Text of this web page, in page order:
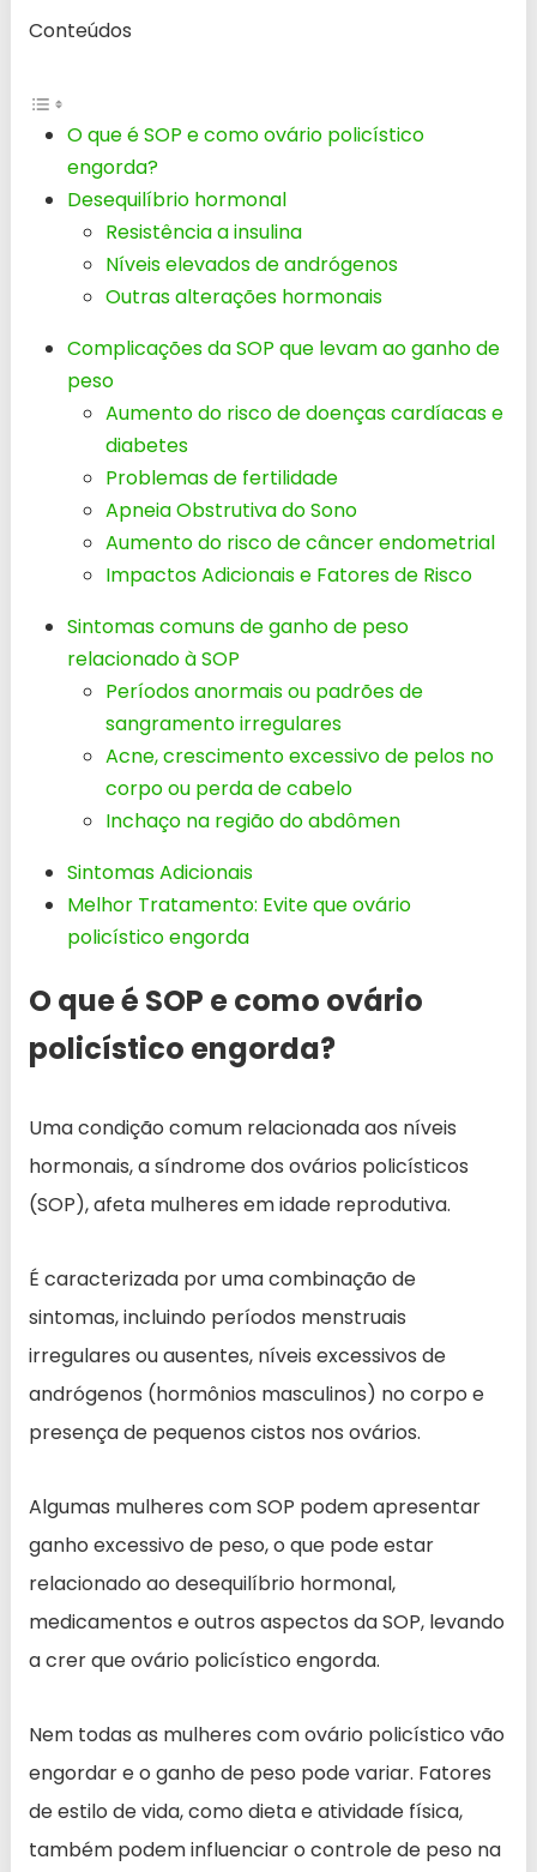
Conteúdos
O que é SOP e como ovário policístico
engorda?
Desequilíbrio hormonal
Resistência a insulina
Níveis elevados de andrógenos
Outras alterações hormonais
Complicações da SOP que levam ao ganho de
peso
Aumento do risco de doenças cardíacas e
diabetes
Problemas de fertilidade
Apneia Obstrutiva do Sono
Aumento do risco de câncer endometrial
Impactos Adicionais e Fatores de Risco
Sintomas comuns de ganho de peso
relacionado à SOP
Períodos anormais ou padrões de
sangramento irregulares
Acne, crescimento excessivo de pelos no
corpo ou perda de cabelo
Inchaço na região do abdômen
Sintomas Adicionais
Melhor Tratamento: Evite que ovário
policístico engorda
O que é SOP e como ovário
policístico engorda?
Uma condição comum relacionada aos níveis
hormonais, a síndrome dos ovários policísticos
(SOP), afeta mulheres em idade reprodutiva.
É caracterizada por uma combinação de
sintomas, incluindo períodos menstruais
irregulares ou ausentes, níveis excessivos de
andrógenos (hormônios masculinos) no corpo e
presença de pequenos cistos nos ovários.
Algumas mulheres com SOP podem apresentar
ganho excessivo de peso, o que pode estar
relacionado ao desequilíbrio hormonal,
medicamentos e outros aspectos da SOP, levando
a crer que ovário policístico engorda.
Nem todas as mulheres com ovário policístico vão
engordar e o ganho de peso pode variar. Fatores
de estilo de vida, como dieta e atividade física,
também podem influenciar o controle de peso na